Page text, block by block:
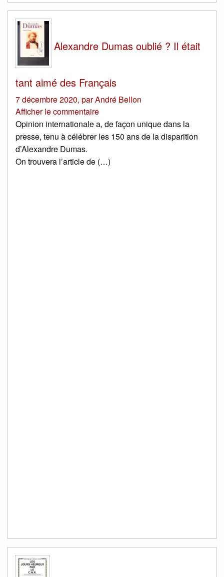
Alexandre Dumas oublié ? Il était
tant aimé des Français
7 décembre 2020, parAndré Bellon
Afficher le commentaire
Opinion internationale a, de façon unique dans la
presse, tenu à célébrer les 150 ans de la disparition
d’Alexandre Dumas.
On trouvera l’article de (…)